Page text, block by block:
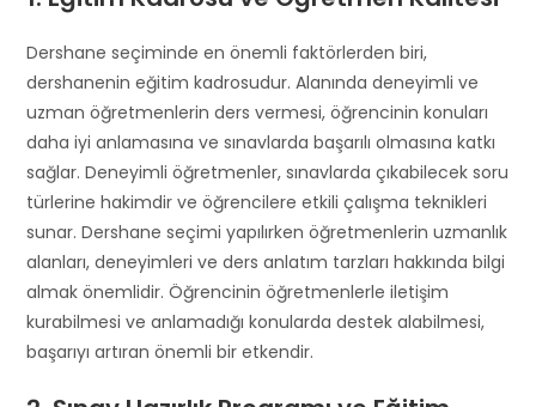
d
b
f
t
b
l
a
n
k
Dershane seçiminde en önemli faktörlerden biri,
dershanenin eğitim kadrosudur. Alanında deneyimli ve
uzman öğretmenlerin ders vermesi, öğrencinin konuları
daha iyi anlamasına ve sınavlarda başarılı olmasına katkı
sağlar. Deneyimli öğretmenler, sınavlarda çıkabilecek soru
türlerine hakimdir ve öğrencilere etkili çalışma teknikleri
sunar. Dershane seçimi yapılırken öğretmenlerin uzmanlık
alanları, deneyimleri ve ders anlatım tarzları hakkında bilgi
almak önemlidir. Öğrencinin öğretmenlerle iletişim
kurabilmesi ve anlamadığı konularda destek alabilmesi,
başarıyı artıran önemli bir etkendir.